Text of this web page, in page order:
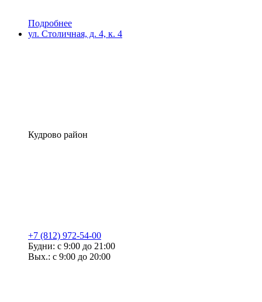
Подробнее
ул. Столичная, д. 4, к. 4
Кудрово район
+7 (812) 972-54-00
Будни: с 9:00 до 21:00
Вых.: с 9:00 до 20:00